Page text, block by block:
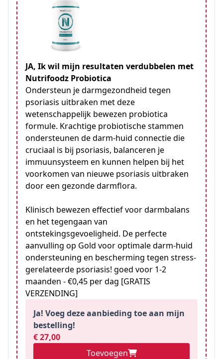
JA, Ik wil mijn resultaten verdubbelen met
Nutrifoodz Probiotica
Ondersteun je darmgezondheid tegen
psoriasis uitbraken met deze
wetenschappelijk bewezen probiotica
formule. Krachtige probiotische stammen
ondersteunen de darm-huid connectie die
cruciaal is bij psoriasis, balanceren je
immuunsysteem en kunnen helpen bij het
voorkomen van nieuwe psoriasis uitbraken
door een gezonde darmflora.
Klinisch bewezen effectief voor darmbalans
en het tegengaan van
ontstekingsgevoeligheid. De perfecte
aanvulling op Gold voor optimale darm-huid
ondersteuning en bescherming tegen stress-
gerelateerde psoriasis! goed voor 1-2
maanden - €0,45 per dag [GRATIS
VERZENDING]
Ja! Voeg deze aanbieding toe aan mijn
bestelling!
€ 27,00
Toevoegen